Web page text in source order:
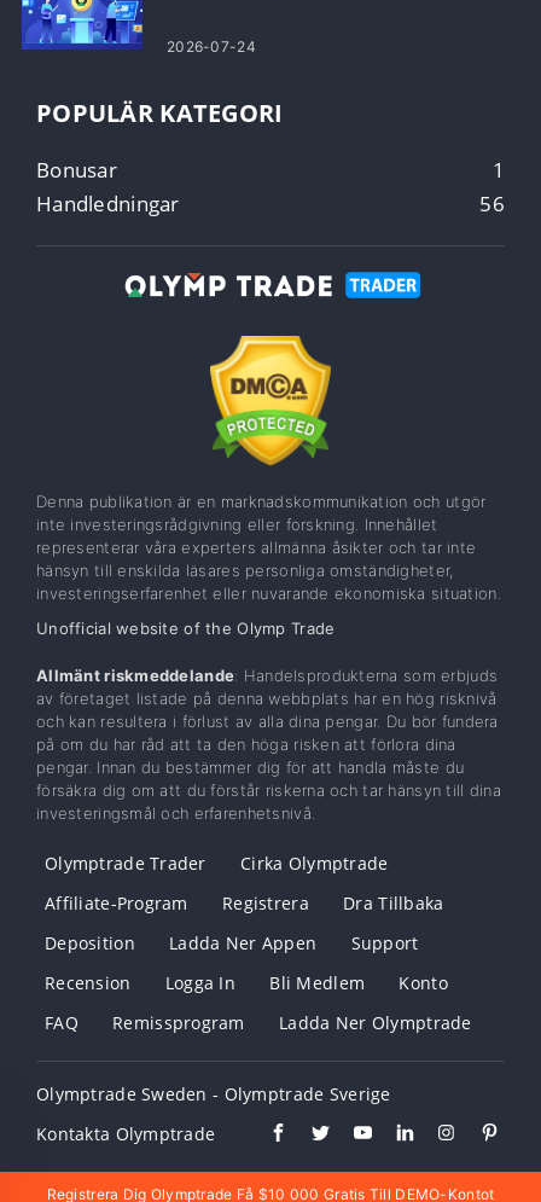
2026-07-24
POPULÄR KATEGORI
Bonusar
1
Handledningar
56
Denna publikation är en marknadskommunikation och utgör
inte investeringsrådgivning eller forskning. Innehållet
representerar våra experters allmänna åsikter och tar inte
hänsyn till enskilda läsares personliga omständigheter,
investeringserfarenhet eller nuvarande ekonomiska situation.
Unofficial website of the Olymp Trade
Allmänt riskmeddelande: Handelsprodukterna som erbjuds
av företaget listade på denna webbplats har en hög risknivå
och kan resultera i förlust av alla dina pengar. Du bör fundera
på om du har råd att ta den höga risken att förlora dina
pengar. Innan du bestämmer dig för att handla måste du
försäkra dig om att du förstår riskerna och tar hänsyn till dina
investeringsmål och erfarenhetsnivå.
Olymptrade Trader
Cirka Olymptrade
Affiliate-Program
Registrera
Dra Tillbaka
Deposition
Ladda Ner Appen
Support
Recension
Logga In Bli Medlem
Konto
FAQ
Remissprogram Ladda Ner Olymptrade
Olymptrade Sweden - Olymptrade Sverige
Kontakta Olymptrade
Registrera Dig Olymptrade Få $10 000 Gratis Till DEMO-Kontot